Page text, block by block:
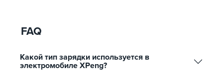
FAQ
Какой тип зарядки используется в
электромобиле XPeng?